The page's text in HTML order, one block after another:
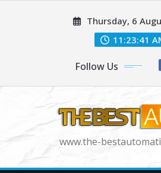
Thursday, 6
11:23:42
Follow Us
www.the-